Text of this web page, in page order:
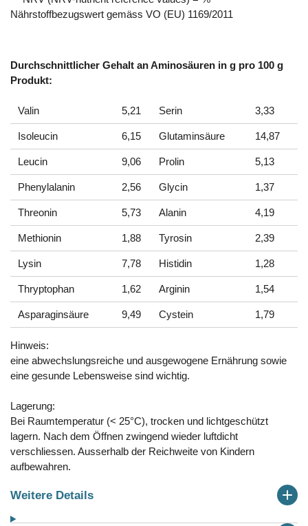
Nährstoffbezugswert gemäss VO (EU) 1169/2011
Durchschnittlicher Gehalt an Aminosäuren in g pro 100 g
Produkt:
Valin 5,21 Serin 3,33
Isoleucin 6,15 Glutaminsäure 14,87
Leucin 9,06 Prolin 5,13
Phenylalanin 2,56 Glycin 1,37
Threonin 5,73 Alanin 4,19
Methionin 1,88 Tyrosin 2,39
Lysin 7,78 Histidin 1,28
Thryptophan 1,62 Arginin 1,54
Asparaginsäure 9,49 Cystein 1,79
Hinweis:
eine abwechslungsreiche und ausgewogene Ernährung sowie
eine gesunde Lebensweise sind wichtig.
Lagerung:
Bei Raumtemperatur (< 25°C), trocken und lichtgeschützt
lagern. Nach dem Öffnen zwingend wieder luftdicht
verschliessen. Ausserhalb der Reichweite von Kindern
aufbewahren.
Weitere Details